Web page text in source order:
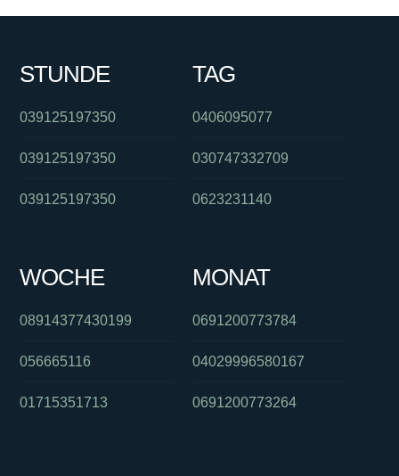
STUNDE
039125197350
039125197350
039125197350
TAG
0406095077
030747332709
0623231140
WOCHE
08914377430199
056665116
01715351713
MONAT
0691200773784
04029996580167
0691200773264